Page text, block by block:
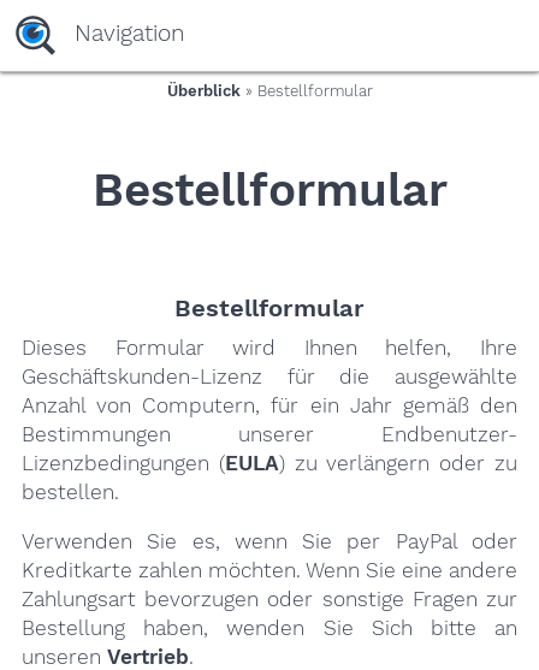
yaaaeag20
Navigation
Überblick» Bestellformular
Bestellformular
Bestellformular
Dieses Formular wird Ihnen helfen, Ihre
Geschäftskunden-Lizenz für die ausgewählte
Anzahl von Computern, für ein Jahr gemäß den
Bestimmungen unserer Endbenutzer-
Lizenzbedingungen (EULA) zu verlängern oder zu
bestellen.
Verwenden Sie es, wenn Sie per PayPal oder
Kreditkarte zahlen möchten. Wenn Sie eine andere
Zahlungsart bevorzugen oder sonstige Fragen zur
Bestellung haben, wenden Sie Sich bitte an
unseren Vertrieb.